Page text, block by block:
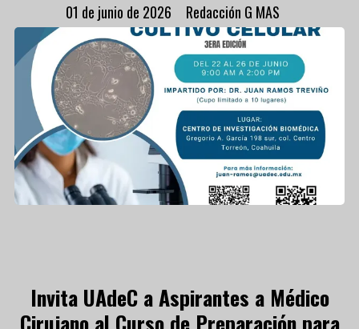
Redacción G MAS
01 de junio de 2026
Invita UAdeC a Aspirantes a Médico
Cirujano al Curso de Preparación para